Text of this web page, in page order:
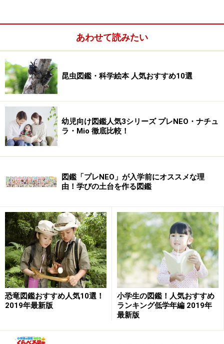
きなので、安心して公園や海にも持って行けます。
なつ
、のりもの、むし、ふゆ、あき、はる、どうぶつ、
きょうりゅう
つ・のりもの・きょうりゅう・うみのセット
■学研 はっけんずかん
小さな子どもが楽しめる窓あきしかけがいっぱいの図鑑
です。「虫はどこかな？」「新幹線の中には何があ
る？」など、発見するわくわく感が味わえる窓がたくさ
ん仕掛けられています。イラストと写真が上手に使いわ
けられていて、詳しい知識も満載です。
【シリーズ内容】
かんせん
あわせて読みたい
昆虫図鑑・科学絵本 人気おすすめ10選
幼児向け図鑑人気3シリーズ プレNEO・ナチュ
ラ・Mio 徹底比較！
図鑑「プレNEO」が入学前にオススメな理
由！学びの土台を作る図鑑
恐竜図鑑おすすめ人気10選！
2019年最新版
小学生の図鑑！人気おすすめ
ランキング低学年編 2019年
最新版